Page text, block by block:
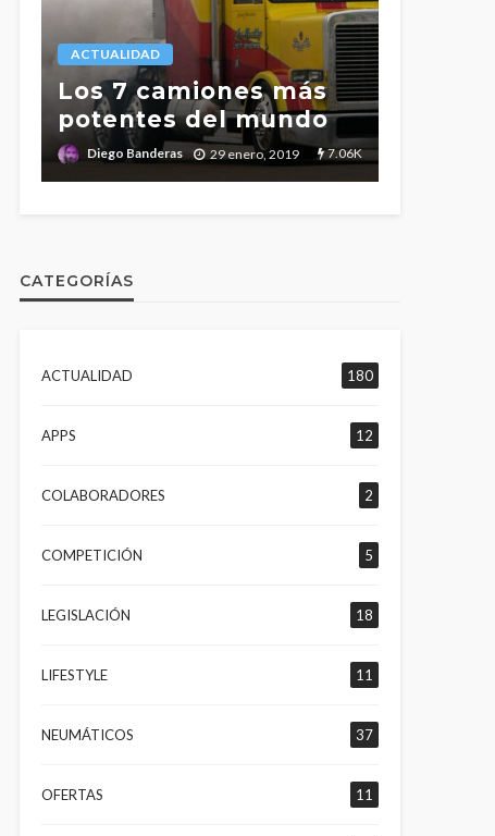
ACTUALIDAD
Los 7 camiones más
potentes del mundo
Diego Banderas 29 enero, 2019 7.06K
CATEGORÍAS
ACTUALIDAD 180
APPS 12
COLABORADORES 2
COMPETICIÓN 5
LEGISLACIÓN 18
LIFESTYLE 11
NEUMÁTICOS 37
OFERTAS 11